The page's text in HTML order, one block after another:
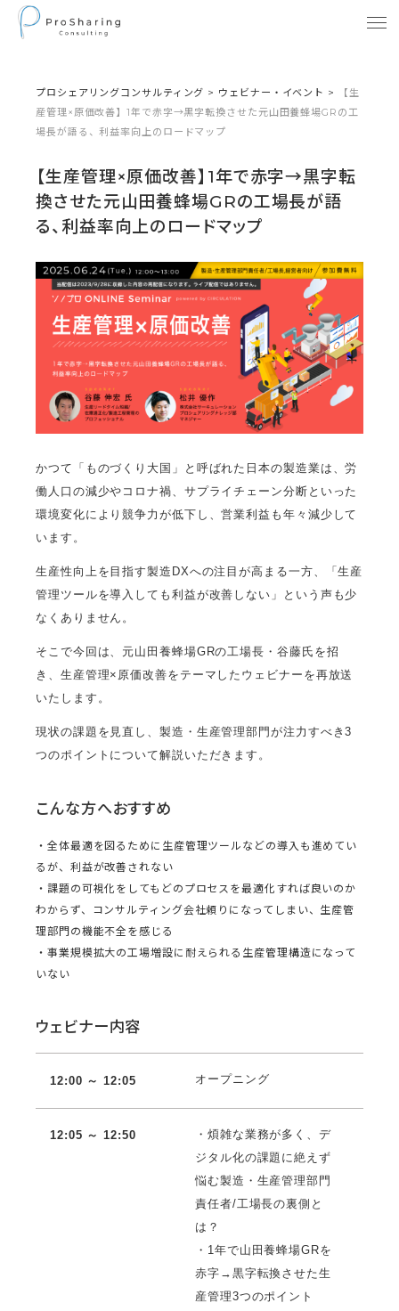
プロシェアリングコンサルティング > ウェビナー・イベント >
【生
産管理×原価改善】1年で赤字→黒字転換させた元山田養蜂場GRの工
場長が語る、利益率向上のロードマップ
【生産管理×原価改善】1年で赤字→黒字転
換させた元山田養蜂場GRの工場長が語
る、利益率向上のロードマップ
かつて「ものづくり大国」と呼ばれた日本の製造業は、労
働人口の減少やコロナ禍、サプライチェーン分断といった
環境変化により競争力が低下し、営業利益も年々減少して
います。
生産性向上を目指す製造DXへの注目が高まる一方、「生産
管理ツールを導入しても利益が改善しない」という声も少
なくありません。
そこで今回は、元山田養蜂場GRの工場長・谷藤氏を招
き、生産管理×原価改善をテーマしたウェビナーを再放送
いたします。
現状の課題を見直し、製造・生産管理部門が注力すべき3
つのポイントについて解説いただきます。
こんな方へおすすめ
・全体最適を図るために生産管理ツールなどの導入も進めてい
るが、利益が改善されない
・課題の可視化をしてもどのプロセスを最適化すれば良いのか
わからず、コンサルティング会社頼りになってしまい、生産管
理部門の機能不全を感じる
・事業規模拡大の工場増設に耐えられる生産管理構造になって
いない
ウェビナー内容
12:00 ～ 12:05 オープニング
12:05 ～ 12:50
・煩雑な業務が多く、デ
ジタル化の課題に絶えず
悩む製造・生産管理部門
責任者/工場長の裏側と
は？
・1年で山田養蜂場GRを
赤字→黒字転換させた生
産管理3つのポイント